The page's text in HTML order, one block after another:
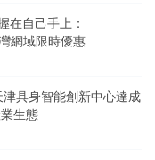
在自己手上：
網域限時優惠
具身智能創新中心達成
生態